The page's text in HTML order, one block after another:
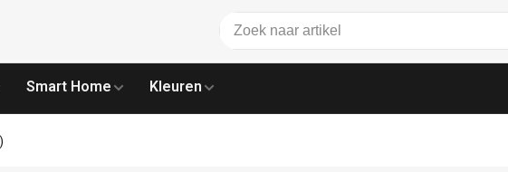
Smart Home Kleuren